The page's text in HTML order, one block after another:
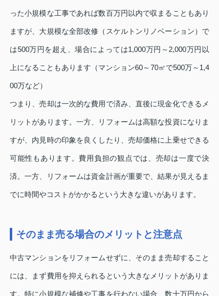
った小規模な工事であれば数百万円以内で収まることもあり
ますが、大規模な全部改修（スケルトンリノベーション）で
は500万円を超え、場合によっては1,000万円～2,000万円以
上になることもあります（マンション60～70㎡で500万～1,4
00万など）
つまり、売却は一次的な費用で済み、直後に現金化できるメ
リットがあります。一方、リフォームは高額な投資になりま
すが、内見時の印象を良くしたり、売却価格に上乗せできる
可能性もあります。費用負担の観点では、売却は一度で決
済。一方、リフォームは資金計画が重要で、結果が見えるま
でに時間やコストがかかるという大きな違いがあります。
そのまま売る場合のメリットと注意点
中古マンションをリフォームせずに、そのまま売却すること
には、まず費用を抑えられるという大きなメリットがありま
す。特に小規模な補修や工事を行わない場合、数十万円から